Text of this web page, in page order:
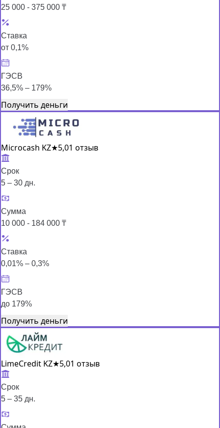
25 000 - 375 000 ₸
Ставка
от 0,1%
ГЭСВ
36,5% – 179%
Получить деньги
Microcash KZ★5,01 отзыв
Срок
5 – 30 дн.
Сумма
10 000 - 184 000 ₸
Ставка
0,01% – 0,3%
ГЭСВ
до 179%
Получить деньги
LimeCredit KZ★5,01 отзыв
Срок
5 – 35 дн.